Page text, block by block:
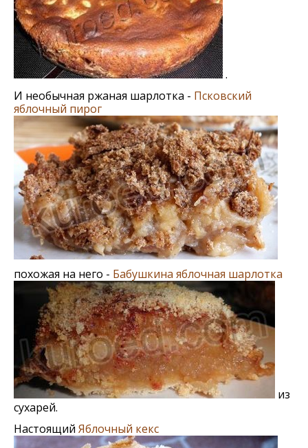
.
И необычная ржаная шарлотка - Псковский
яблочный пирог
похожая на него - Бабушкина яблочная шарлотка
из
сухарей.
Настоящий Яблочный кекс